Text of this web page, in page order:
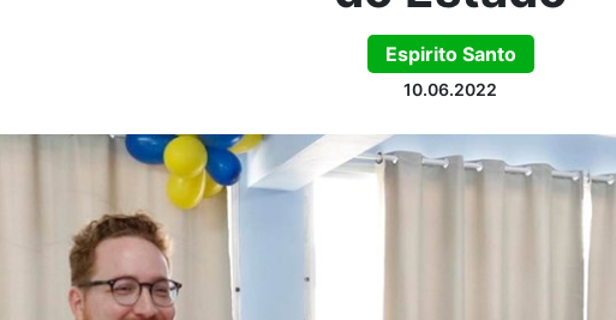
Espirito Santo
10.06.2022